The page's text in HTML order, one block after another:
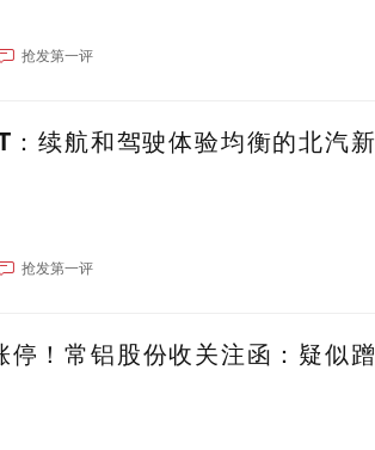
抢发第一评
：续航和驾驶体验均衡的北汽
抢发第一评
停！常铝股份收关注函：疑似